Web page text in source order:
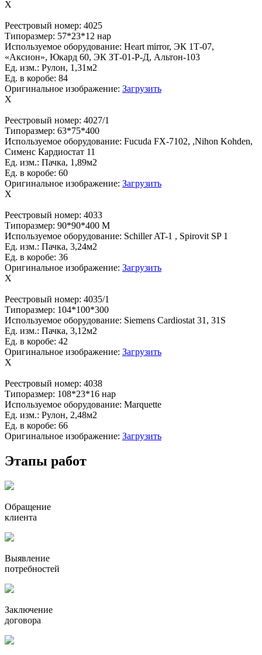
X
Реестровый номер: 4025
Типоразмер: 57*23*12 нар
Используемое оборудование: Heart mirror, ЭК 1Т-07,
«Аксион», Юкард 60, ЭК ЗТ-01-Р-Д, Альтон-103
Ед. изм.: Рулон, 1,31м2
Ед. в коробе: 84
Оригинальное изображение: Загрузить
X
Реестровый номер: 4027/1
Типоразмер: 63*75*400
Используемое оборудование: Fucuda FX-7102, ,Nihon Kohden,
Сименс Кардиостат 11
Ед. изм.: Пачка, 1,89м2
Ед. в коробе: 60
Оригинальное изображение: Загрузить
X
Реестровый номер: 4033
Типоразмер: 90*90*400 М
Используемое оборудование: Schiller AT-1 , Spirovit SP 1
Ед. изм.: Пачка, 3,24м2
Ед. в коробе: 36
Оригинальное изображение: Загрузить
X
Реестровый номер: 4035/1
Типоразмер: 104*100*300
Используемое оборудование: Siemens Cardiostat 31, 31S
Ед. изм.: Пачка, 3,12м2
Ед. в коробе: 42
Оригинальное изображение: Загрузить
X
Реестровый номер: 4038
Типоразмер: 108*23*16 нар
Используемое оборудование: Marquette
Ед. изм.: Рулон, 2,48м2
Ед. в коробе: 66
Оригинальное изображение: Загрузить
Этапы работ
Обращение
клиента
Выявление
потребностей
Заключение
договора